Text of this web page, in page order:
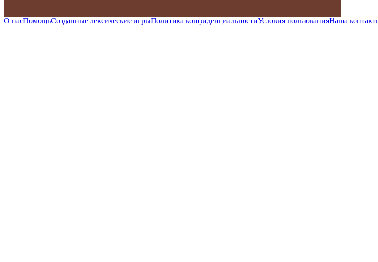
О насПомощьСозданные лексические игрыПолитика конфиденциальностиУсловия пользованияНаша